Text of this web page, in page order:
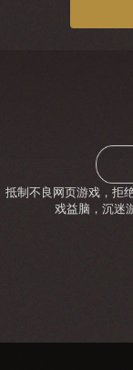
抵制不良网页游戏，拒
戏益脑，沉迷